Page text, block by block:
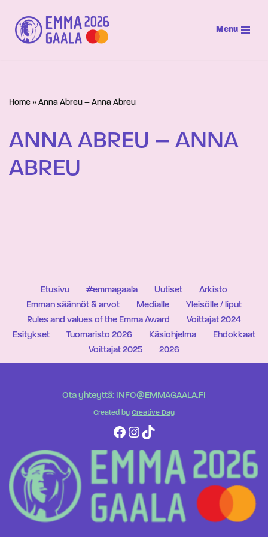
Siirry
suoraan
Menu
Home » Anna Abreu – Anna Abreu
ANNA ABREU – ANNA
ABREU
Etusivu #emmagaala Uutiset
Arkisto
Emman säännöt & arvot
Medialle
Yleisölle / liput
Rules and values of the Emma Award
Voittajat 2024
Esitykset
Tuomaristo 2026 Käsiohjelma
Ehdokkaat
Voittajat 2025
2026
Ota yhteyttä: INFO@EMMAGAALA.FI
Created by Creative Day